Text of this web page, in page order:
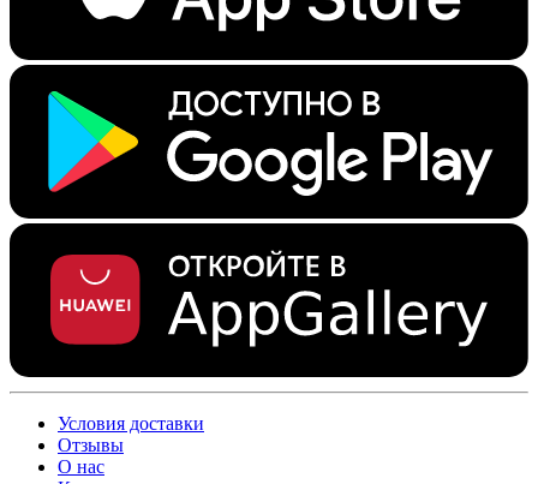
Условия доставки
Отзывы
О нас